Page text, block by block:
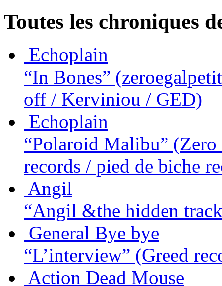
Toutes les chroniques
Echoplain
“In Bones”
off / Kerviniou / GED)
Echoplain
“Polaroid Malibu”
records / pied de biche
Angil
“Angil &the hidden
General Bye bye
“L’interview” (Greed
Action Dead Mouse